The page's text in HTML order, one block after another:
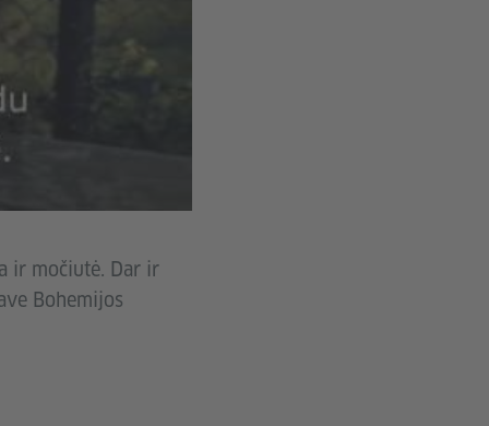
ir močiutė. Dar ir
Bohemijos